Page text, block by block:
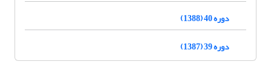
دوره 40 (1388)
دوره 39 (1387)